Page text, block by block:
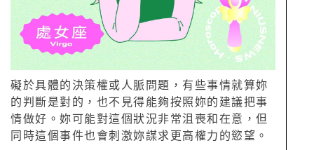
礙於具體的決策權或人脈問題，有些事情就算妳
的判斷是對的，也不見得能夠按照妳的建議把事
情做好。妳可能對這個狀況非常沮喪和在意，但
同時這個事件也會刺激妳謀求更高權力的慾望。